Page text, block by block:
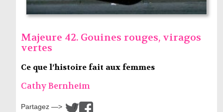
Majeure 42. Gouines rouges, viragos
vertes
Ce que l’histoire fait aux femmes
Cathy Bernheim
Partagez —> /